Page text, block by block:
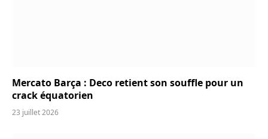
Mercato Barça : Deco retient son souffle pour un
crack équatorien
23 juillet 2026